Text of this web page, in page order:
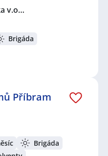
v.o…
Brigáda
Příbram
Brigáda